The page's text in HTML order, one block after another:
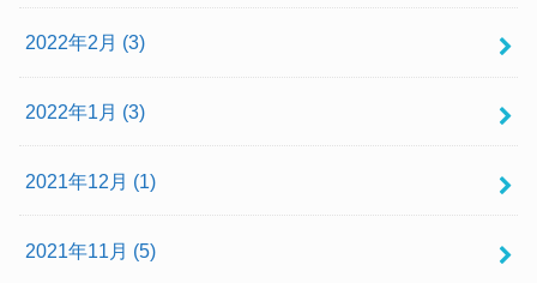
2022年2月 (3)
2022年1月 (3)
2021年12月 (1)
2021年11月 (5)